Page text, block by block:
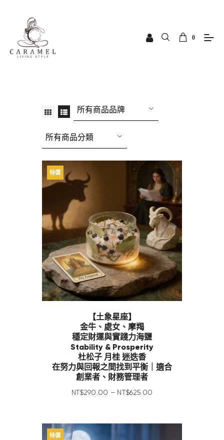
0
所有商品品牌
所有商品分類
特價
【土象星座】
金牛、處女、摩羯
穩定財運與實踐力海鹽
Stability & Prosperity
杜松子 月桂 迷迭香
在努力與回報之間找到平衡｜適合
創業者、財務管理者
NT$290 00 – NT$625 00
特價